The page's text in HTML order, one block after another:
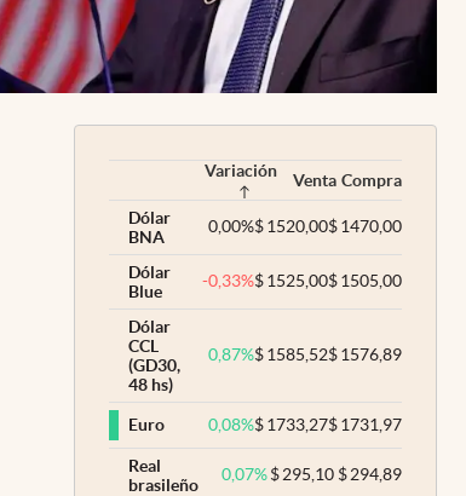
Variación Venta Compra
Dólar
BNA
0,00%$1520,00$1470,00
Dólar
Blue
-0,33%$1525,00$1505,00
Dólar
CCL
(GD30,
48 hs)
0,87%$1585,52$1576,89
Euro 0,08%$1733,27$1731,97
Real
brasileño
0,07% $295,10 $294,89